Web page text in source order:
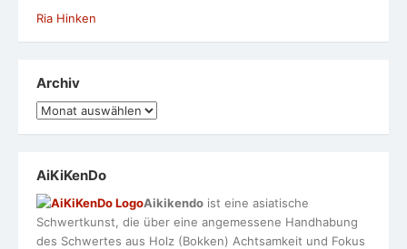
Ria Hinken
Archiv
Archiv
AiKiKenDo
Aikikendo ist eine asiatische
Schwertkunst, die über eine angemessene Handhabung
des Schwertes aus Holz (Bokken) Achtsamkeit und Fokus